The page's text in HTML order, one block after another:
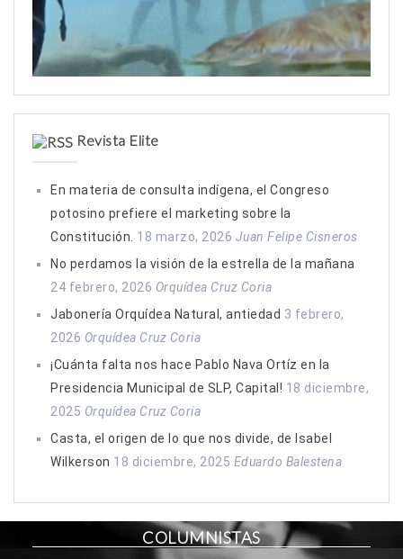
Revista Elite
En materia de consulta indígena, el Congreso
potosino prefiere el marketing sobre la
Constitución. 18 marzo, 2026 Juan Felipe Cisneros
No perdamos la visión de la estrella de la mañana
24 febrero, 2026 Orquídea Cruz Coria
Jabonería Orquídea Natural, antiedad 3 febrero,
2026 Orquídea Cruz Coria
¡Cuánta falta nos hace Pablo Nava Ortíz en la
Presidencia Municipal de SLP, Capital! 18 diciembre,
2025 Orquídea Cruz Coria
Casta, el origen de lo que nos divide, de Isabel
Wilkerson 18 diciembre, 2025 Eduardo Balestena
COLUMNISTAS